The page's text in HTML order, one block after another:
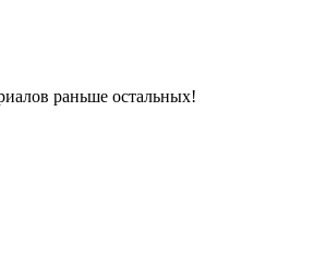
раньше остальных!